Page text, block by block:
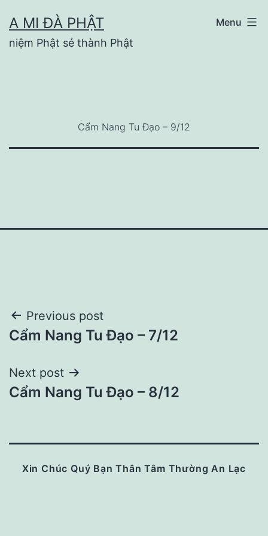
to
content
A MI ĐÀ PHẬT
niệm Phật sẻ thành Phật
Menu
Cẩm Nang Tu Đạo – 9/12
Post
navigation
Previous post
Cẩm Nang Tu Đạo – 7/12
Next post
Cẩm Nang Tu Đạo – 8/12
Xin Chúc Quý Bạn Thân Tâm Thường An Lạc